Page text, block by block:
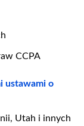
CCPA
ustawami o
Utah i innych